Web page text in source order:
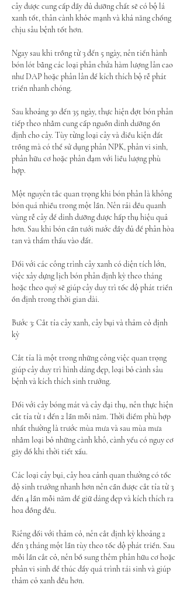
cây được cung cấp đầy đủ dưỡng chất sẽ có bộ lá
xanh tốt, thân cành khỏe mạnh và khả năng chống
chịu sâu bệnh tốt hơn.
Ngay sau khi trồng từ 3 đến 5 ngày, nên tiến hành
bón lót bằng các loại phân chứa hàm lượng lân cao
như DAP hoặc phân lân để kích thích bộ rễ phát
triển nhanh chóng.
Sau khoảng 30 đến 35 ngày, thực hiện đợt bón phân
tiếp theo nhằm cung cấp nguồn dinh dưỡng ổn
định cho cây. Tùy từng loại cây và điều kiện đất
trồng mà có thể sử dụng phân NPK, phân vi sinh,
phân hữu cơ hoặc phân đạm với liều lượng phù
hợp.
Một nguyên tắc quan trọng khi bón phân là không
bón quá nhiều trong một lần. Nên rải đều quanh
vùng rễ cây để dinh dưỡng được hấp thụ hiệu quả
hơn. Sau khi bón cần tưới nước đầy đủ để phân hòa
tan và thẩm thấu vào đất.
Đối với các công trình cây xanh có diện tích lớn,
việc xây dựng lịch bón phân định kỳ theo tháng
hoặc theo quý sẽ giúp cây duy trì tốc độ phát triển
ổn định trong thời gian dài.
Bước 3: Cắt tỉa cây xanh, cây bụi và thảm cỏ định
kỳ
Cắt tỉa là một trong những công việc quan trọng
giúp cây duy trì hình dáng đẹp, loại bỏ cành sâu
bệnh và kích thích sinh trưởng.
Đối với cây bóng mát và cây đại thụ, nên thực hiện
cắt tỉa từ 1 đến 2 lần mỗi năm. Thời điểm phù hợp
nhất thường là trước mùa mưa và sau mùa mưa
nhằm loại bỏ những cành khô, cành yếu có nguy cơ
gãy đổ khi thời tiết xấu.
Các loại cây bụi, cây hoa cảnh quan thường có tốc
độ sinh trưởng nhanh hơn nên cần được cắt tỉa từ 3
đến 4 lần mỗi năm để giữ dáng đẹp và kích thích ra
hoa đồng đều.
Riêng đối với thảm cỏ, nên cắt định kỳ khoảng 2
đến 3 tháng một lần tùy theo tốc độ phát triển. Sau
mỗi lần cắt cỏ, nên bổ sung thêm phân hữu cơ hoặc
phân vi sinh để thúc đẩy quá trình tái sinh và giúp
thảm cỏ xanh đều hơn.